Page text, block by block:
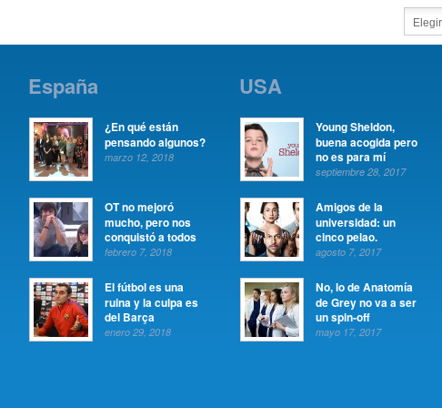
España
¿En qué están
pensando algunos?
marzo 12, 2018
OT no mejoró
mucho, pero nos
conquistó a todos
febrero 7, 2018
El fútbol es una
ruina y la culpa es
del Barça
enero 29, 2018
USA
Young Sheldon,
buena acogida pero
no es para mí
septiembre 28, 2017
Amigos de la
universidad: un
cinco pelao.
agosto 7, 2017
No, lo de Anatomía
de Grey no va a ser
un spin-off
mayo 17, 2017